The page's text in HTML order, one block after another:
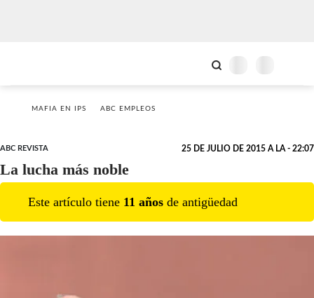
MAFIA EN IPS ABC EMPLEOS
ABC REVISTA 25 DE JULIO DE 2015 A LA - 22:07
La lucha más noble
Este artículo tiene 11 años de antigüedad